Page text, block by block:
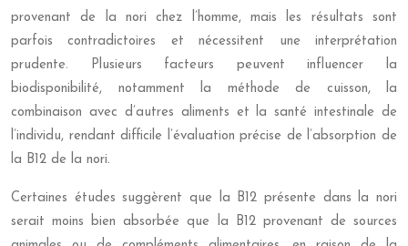
provenant de la nori chez l’homme, mais les résultats sont
parfois contradictoires et nécessitent une interprétation
prudente. Plusieurs facteurs peuvent influencer la
biodisponibilité, notamment la méthode de cuisson, la
combinaison avec d’autres aliments et la santé intestinale de
l’individu, rendant difficile l’évaluation précise de l’absorption de
la B12 de la nori.
Certaines études suggèrent que la B12 présente dans la nori
serait moins bien absorbée que la B12 provenant de sources